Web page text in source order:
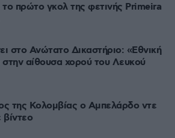
πρώτο γκολ της φετινής Primeira
στο Ανώτατο Δικαστήριο: «Εθνική
αίθουσα χορού του Λευκού
της Κολομβίας ο Αμπελάρδο ντε
βίντεο